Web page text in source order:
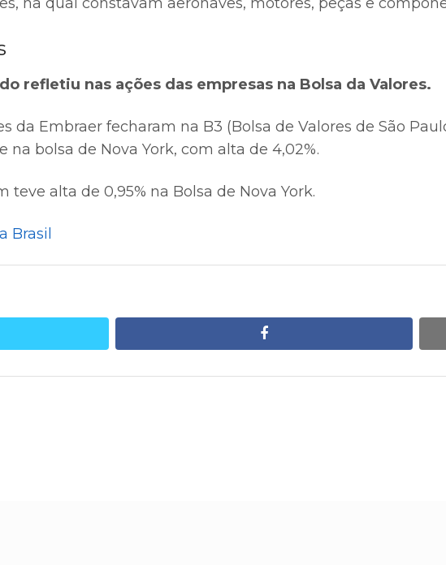
refletiu nas ações das empresas na Bolsa da Valores.
da Embraer fecharam na B3 (Bolsa de Valores de São
na bolsa de Nova York, com alta de 4,02%.
teve alta de 0,95% na Bolsa de Nova York.
Brasil
facebook